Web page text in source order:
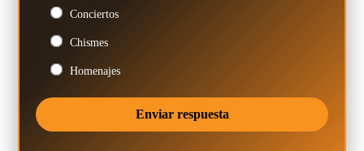
Conciertos
Chismes
Homenajes